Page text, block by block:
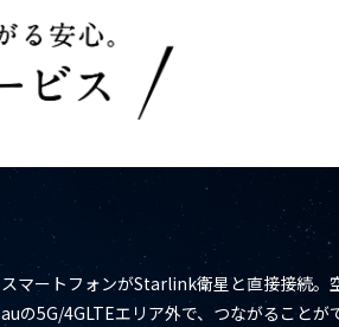
スマートフォンがStarlink衛星と直接接続。
auの5G/4GLTEエリア外で、つながることが